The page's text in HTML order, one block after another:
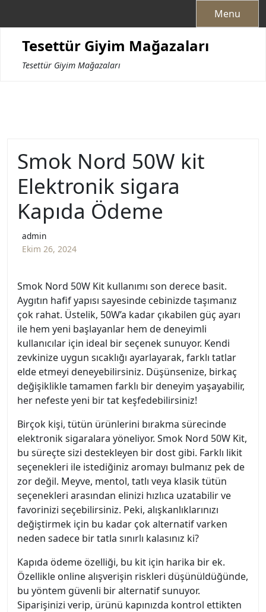
Menu
Tesettür Giyim Mağazaları
Tesettür Giyim Mağazaları
Smok Nord 50W kit
Elektronik sigara
Kapıda Ödeme
admin
Ekim 26, 2024
Smok Nord 50W Kit kullanımı son derece basit.
Aygıtın hafif yapısı sayesinde cebinizde taşımanız
çok rahat. Üstelik, 50W’a kadar çıkabilen güç ayarı
ile hem yeni başlayanlar hem de deneyimli
kullanıcılar için ideal bir seçenek sunuyor. Kendi
zevkinize uygun sıcaklığı ayarlayarak, farklı tatlar
elde etmeyi deneyebilirsiniz. Düşünsenize, birkaç
değişiklikle tamamen farklı bir deneyim yaşayabilir,
her nefeste yeni bir tat keşfedebilirsiniz!
Birçok kişi, tütün ürünlerini bırakma sürecinde
elektronik sigaralara yöneliyor. Smok Nord 50W Kit,
bu süreçte sizi destekleyen bir dost gibi. Farklı likit
seçenekleri ile istediğiniz aromayı bulmanız pek de
zor değil. Meyve, mentol, tatlı veya klasik tütün
seçenekleri arasından elinizi hızlıca uzatabilir ve
favorinizi seçebilirsiniz. Peki, alışkanlıklarınızı
değiştirmek için bu kadar çok alternatif varken
neden sadece bir tatla sınırlı kalasınız ki?
Kapıda ödeme özelliği, bu kit için harika bir ek.
Özellikle online alışverişin riskleri düşünüldüğünde,
bu yöntem güvenli bir alternatif sunuyor.
Siparişinizi verip, ürünü kapınızda kontrol ettikten